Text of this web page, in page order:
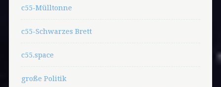
c55-Mülltonne
c55-Schwarzes Brett
c55.space
große Politik